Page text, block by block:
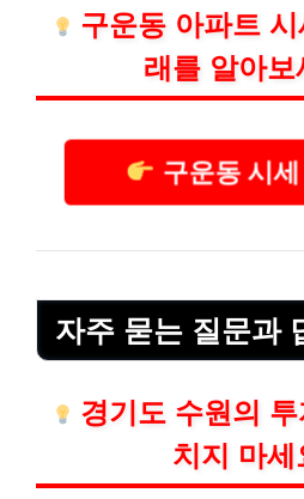
구운동 아파트 시
래를 알아보
구운동 시세
자주 묻는 질문과
경기도 수원의
치지 마세